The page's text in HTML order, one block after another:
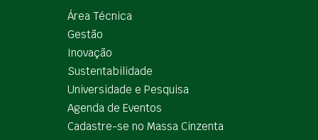
Área Técnica
Gestão
Inovação
Sustentabilidade
Universidade e Pesquisa
Agenda de Eventos
Cadastre-se no Massa Cinzenta